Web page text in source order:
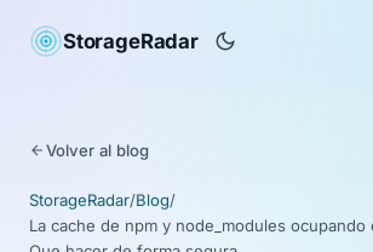
StorageRadar
Volver al blog
StorageRadar/Blog/
La cache de npm y node_modules ocupando